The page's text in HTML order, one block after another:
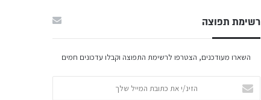
רשימת תפוצה
השארו מעודכנים, הצטרפו לרשימת התפוצה וקבלו עדכונים חמים
את